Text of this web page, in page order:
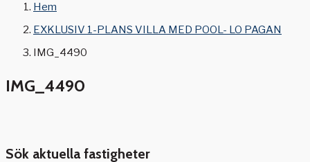
Hem
EXKLUSIV 1-PLANS VILLA MED POOL- LO PAGAN
IMG_4490
IMG_4490
Sök aktuella fastigheter